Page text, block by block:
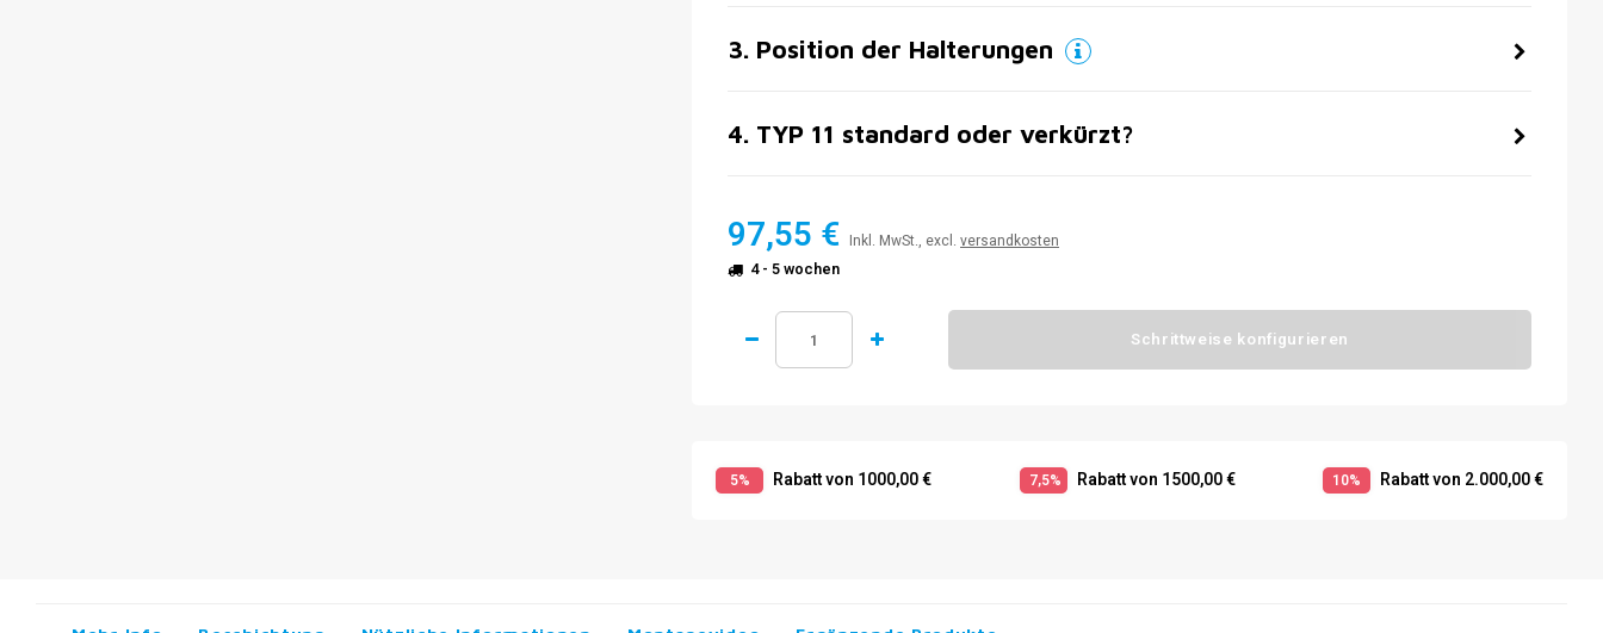
3. Position der Halterungen
4. TYP 11 standard oder verkürzt?
97,55 € Inkl. MwSt., excl. versandkosten
4 - 5 wochen
Schrittweise konfigurieren
5% Rabatt von 1000,00 € 7,5% Rabatt von 1500,00 € 10% Rabatt von 2.000,00 €